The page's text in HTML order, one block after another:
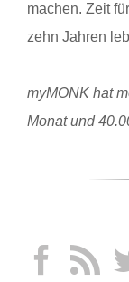
machen. Zeit
zehn Jahren
myMONK hat
Monat und